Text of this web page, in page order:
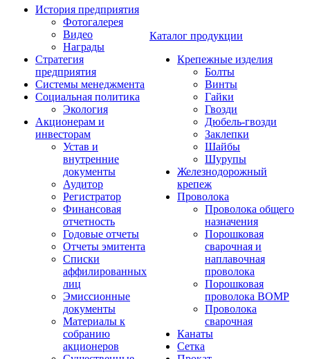
История предприятия
Фотогалерея
Видео
Награды
Стратегия
предприятия
Системы менеджмента
Социальная политика
Экология
Акционерам и
инвесторам
Устав и
внутренние
документы
Аудитор
Регистратор
Финансовая
отчетность
Годовые отчеты
Отчеты эмитента
Списки
аффилированных
лиц
Эмиссионные
документы
Материалы к
собранию
акционеров
Каталог продукции
Крепежные изделия
Болты
Винты
Гайки
Гвозди
Дюбель-гвозди
Заклепки
Шайбы
Шурупы
Железнодорожный
крепеж
Проволока
Проволока общего
назначения
Порошковая
сварочная и
наплавочная
проволока
Порошковая
проволока ВОМР
Проволока
сварочная
Канаты
Сетка